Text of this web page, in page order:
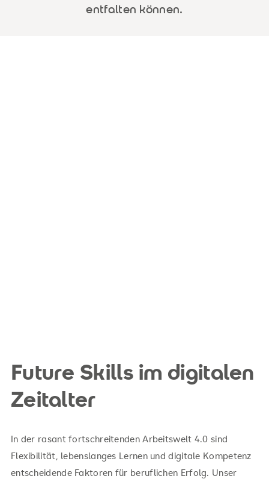
entfalten können.
Future Skills im digitalen
Zeitalter
In der rasant fortschreitenden Arbeitswelt 4.0 sind
Flexibilität, lebenslanges Lernen und digitale Kompetenz
entscheidende Faktoren für beruflichen Erfolg. Unser